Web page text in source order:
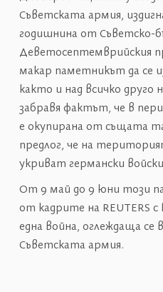
Съветската армия,
годишнина от Съветско-
Деветосептемврийския
макар паметникът да се
както и над всичко друго
забравя фактът, че в
е окупирана от същата
предлог, че на
укриват германски
От 9 май до 9 юни този
от кадрите на REUTERS
една война, оглеждаща се
Съветската армия.